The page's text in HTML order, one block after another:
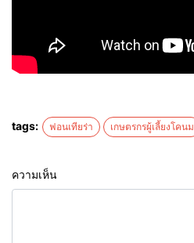
tags: ฟอนเทียร่า เกษตรกรผู้เลี้ยงโคนม
ความเห็น